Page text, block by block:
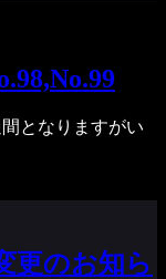
となりますがい
更のお知ら